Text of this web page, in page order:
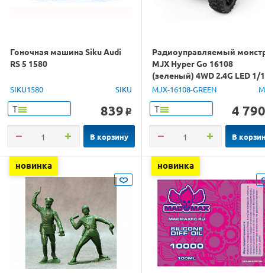
Гоночная машина Siku Audi
RS 5 1580
SIKU1580 SIKU
Т 839 o
В корзину
Радиоуправляемый
MJX Hyper Go 16108
(зеленый) 4WD 2.4G LED 1/
RTR
MJX-16108-GREEN
Т 4 790
В
новинка новинка